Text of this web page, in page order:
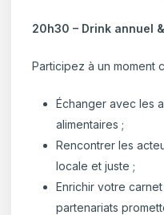
20h30 – Drink annuel
Participez à un moment
Échanger avec les
alimentaires ;
Rencontrer les
locale et juste ;
Enrichir votre
partenariats